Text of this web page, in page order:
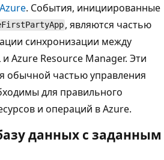
. События, инициированные
, являются частью
синхронизации между
Azure Resource Manager. Эти
обычной частью управления
для правильного
и операций в Azure.
данных с заданным